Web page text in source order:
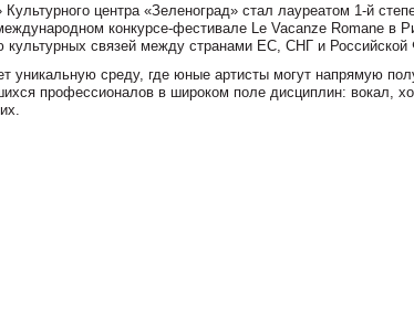
центра «Зеленоград» стал лауреатом 1-й
конкурсе-фестивале Le Vacanze Romane в
связей между странами ЕС, СНГ и Российской
уникальную среду, где юные артисты могут напрямую
профессионалов в широком поле дисциплин: вокал,